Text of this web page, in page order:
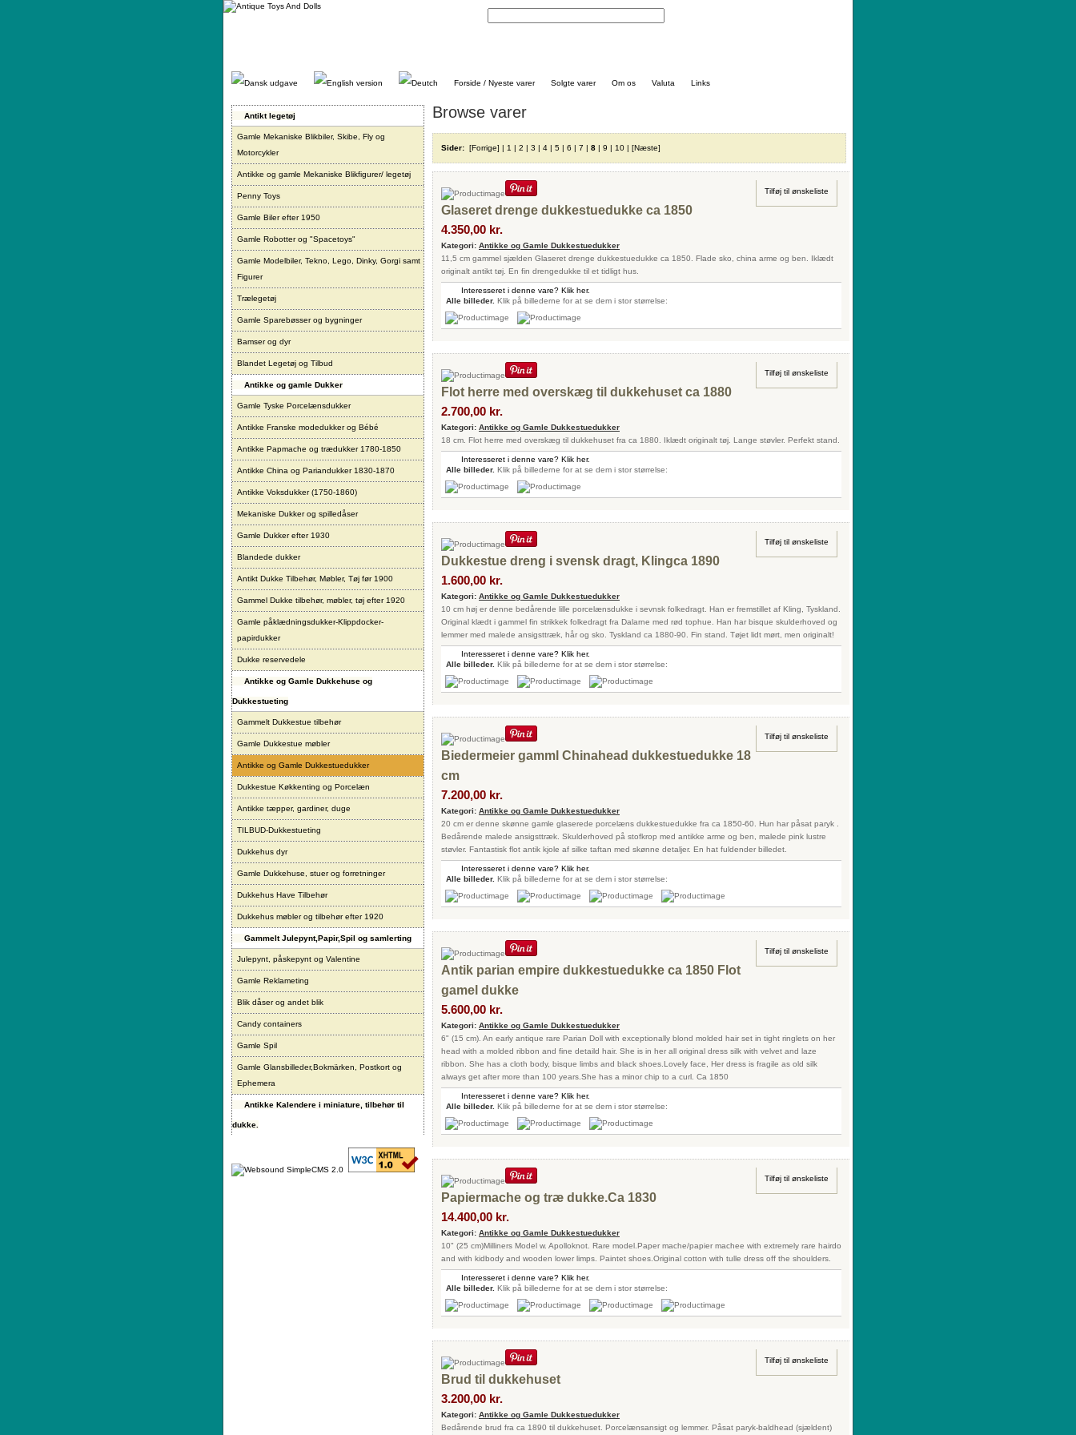
Gå
Forside / Nyeste varer Solgte varer Om os Valuta Links
Antikt legetøj
Gamle Mekaniske Blikbiler, Skibe, Fly og
Motorcykler
Antikke og gamle Mekaniske Blikfigurer/ legetøj
Penny Toys
Gamle Biler efter 1950
Gamle Robotter og "Spacetoys"
Gamle Modelbiler, Tekno, Lego, Dinky, Gorgi samt
Figurer
Trælegetøj
Gamle Sparebøsser og bygninger
Bamser og dyr
Blandet Legetøj og Tilbud
Antikke og gamle Dukker
Gamle Tyske Porcelænsdukker
Antikke Franske modedukker og Bébé
Antikke Papmache og trædukker 1780-1850
Antikke China og Pariandukker 1830-1870
Antikke Voksdukker (1750-1860)
Mekaniske Dukker og spilledåser
Gamle Dukker efter 1930
Blandede dukker
Antikt Dukke Tilbehør, Møbler, Tøj før 1900
Gammel Dukke tilbehør, møbler, tøj efter 1920
Gamle påklædningsdukker-Klippdocker-
papirdukker
Dukke reservedele
Antikke og Gamle Dukkehuse og
Dukkestueting
Gammelt Dukkestue tilbehør
Gamle Dukkestue møbler
Antikke og Gamle Dukkestuedukker
Dukkestue Køkkenting og Porcelæn
Antikke tæpper, gardiner, duge
TILBUD-Dukkestueting
Dukkehus dyr
Gamle Dukkehuse, stuer og forretninger
Dukkehus Have Tilbehør
Dukkehus møbler og tilbehør efter 1920
Gammelt Julepynt,Papir,Spil og samlerting
Julepynt, påskepynt og Valentine
Gamle Reklameting
Blik dåser og andet blik
Candy containers
Gamle Spil
Gamle Glansbilleder,Bokmärken, Postkort og
Ephemera
Antikke Kalendere i miniature, tilbehør til
dukke.
Browse varer
Sider: [Forrige] | 1 | 2 | 3 | 4 | 5 | 6 | 7 | 8 | 9 | 10 | [Næste]
Tilføj til ønskeliste
Glaseret drenge dukkestuedukke ca 1850
4.350,00 kr.
Kategori: Antikke og Gamle Dukkestuedukker
11,5 cm gammel sjælden Glaseret drenge dukkestuedukke ca 1850. Flade sko, china arme og ben. Iklædt
originalt antikt tøj. En fin drengedukke til et tidligt hus.
Interesseret i denne vare? Klik her.
Alle billeder. Klik på billederne for at se dem i stor størrelse:
Tilføj til ønskeliste
Flot herre med overskæg til dukkehuset ca 1880
2.700,00 kr.
Kategori: Antikke og Gamle Dukkestuedukker
18 cm. Flot herre med overskæg til dukkehuset fra ca 1880. Iklædt originalt tøj. Lange støvler. Perfekt stand.
Interesseret i denne vare? Klik her.
Alle billeder. Klik på billederne for at se dem i stor størrelse:
Tilføj til ønskeliste
Dukkestue dreng i svensk dragt, Klingca 1890
1.600,00 kr.
Kategori: Antikke og Gamle Dukkestuedukker
10 cm høj er denne bedårende lille porcelænsdukke i sevnsk folkedragt. Han er fremstillet af Kling, Tyskland.
Original klædt i gammel fin strikkek folkedragt fra Dalarne med rød tophue. Han har bisque skulderhoved og
lemmer med malede ansigsttræk, hår og sko. Tyskland ca 1880-90. Fin stand. Tøjet lidt mørt, men originalt!
Interesseret i denne vare? Klik her.
Alle billeder. Klik på billederne for at se dem i stor størrelse:
Tilføj til ønskeliste
Biedermeier gamml Chinahead dukkestuedukke 18
cm
7.200,00 kr.
Kategori: Antikke og Gamle Dukkestuedukker
20 cm er denne skønne gamle glaserede porcelæns dukkestuedukke fra ca 1850-60. Hun har påsat paryk .
Bedårende malede ansigsttræk. Skulderhoved på stofkrop med antikke arme og ben, malede pink lustre
støvler. Fantastisk flot antik kjole af silke taftan med skønne detaljer. En hat fuldender billedet.
Interesseret i denne vare? Klik her.
Alle billeder. Klik på billederne for at se dem i stor størrelse:
Tilføj til ønskeliste
Antik parian empire dukkestuedukke ca 1850 Flot
gamel dukke
5.600,00 kr.
Kategori: Antikke og Gamle Dukkestuedukker
6" (15 cm). An early antique rare Parian Doll with exceptionally blond molded hair set in tight ringlets on her
head with a molded ribbon and fine detaild hair. She is in her all original dress silk with velvet and laze
ribbon. She has a cloth body, bisque limbs and black shoes.Lovely face, Her dress is fragile as old silk
always get after more than 100 years.She has a minor chip to a curl. Ca 1850
Interesseret i denne vare? Klik her.
Alle billeder. Klik på billederne for at se dem i stor størrelse:
Tilføj til ønskeliste
Papiermache og træ dukke.Ca 1830
14.400,00 kr.
Kategori: Antikke og Gamle Dukkestuedukker
10" (25 cm)Milliners Model w. Apolloknot. Rare model.Paper mache/papier machee with extremely rare hairdo
and with kidbody and wooden lower limps. Paintet shoes.Original cotton with tulle dress off the shoulders.
Interesseret i denne vare? Klik her.
Alle billeder. Klik på billederne for at se dem i stor størrelse:
Tilføj til ønskeliste
Brud til dukkehuset
3.200,00 kr.
Kategori: Antikke og Gamle Dukkestuedukker
Bedårende brud fra ca 1890 til dukkehuset. Porcelænsansigt og lemmer. Påsat paryk-baldhead (sjældent)